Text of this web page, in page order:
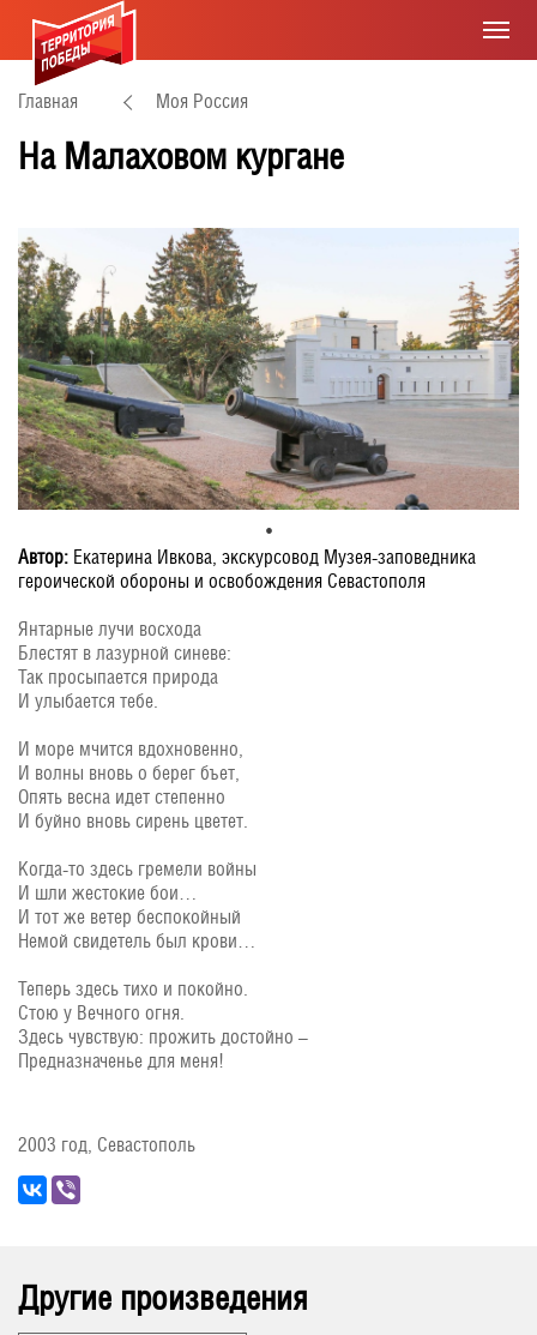
Главная Моя Россия
На Малаховом кургане
Автор: Екатерина Ивкова, экскурсовод Музея-заповедника
героической обороны и освобождения Севастополя
Янтарные лучи восхода
Блестят в лазурной синеве:
Так просыпается природа
И улыбается тебе.
И море мчится вдохновенно,
И волны вновь о берег бъет,
Опять весна идет степенно
И буйно вновь сирень цветет.
Когда-то здесь гремели войны
И шли жестокие бои…
И тот же ветер беспокойный
Немой свидетель был крови…
Теперь здесь тихо и покойно.
Стою у Вечного огня.
Здесь чувствую: прожить достойно –
Предназначенье для меня!
2003 год, Севастополь
Другие произведения